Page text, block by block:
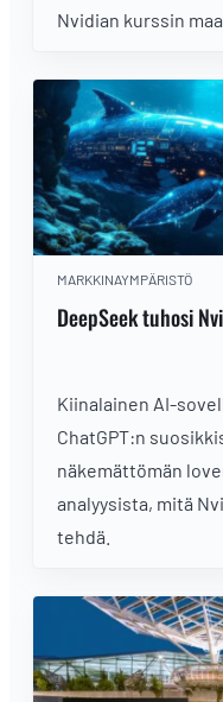
Nvidian kurssin
MARKKINAYMPÄRISTÖ
DeepSeek tuhosi
Kiinalainen AI-
ChatGPT:n
näkemättömän
analyysista, mitä
tehdä.